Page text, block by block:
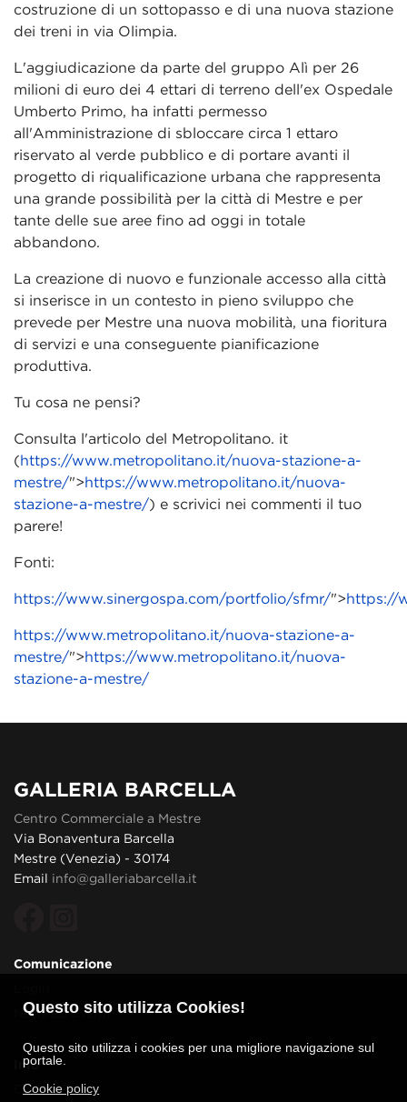
Questo sito utilizza Cookies!
Questo sito utilizza i cookies per una migliore navigazione sul
portale.
Cookie policy
costruzione di un sottopasso e di una nuova stazione
dei treni in via Olimpia.
L'aggiudicazione da parte del gruppo Alì per 26
milioni di euro dei 4 ettari di terreno dell'ex Ospedale
Umberto Primo, ha infatti permesso
all'Amministrazione di sbloccare circa 1 ettaro
riservato al verde pubblico e di portare avanti il
progetto di riqualificazione urbana che rappresenta
una grande possibilità per la città di Mestre e per
tante delle sue aree fino ad oggi in totale
abbandono.
La creazione di nuovo e funzionale accesso alla città
si inserisce in un contesto in pieno sviluppo che
prevede per Mestre una nuova mobilità, una fioritura
di servizi e una conseguente pianificazione
produttiva.
Tu cosa ne pensi?
Consulta l'articolo del Metropolitano. it
(https://www.metropolitano.it/nuova-stazione-a-
mestre/">https://www.metropolitano.it/nuova-
stazione-a-mestre/) e scrivici nei commenti il tuo
parere!
Fonti:
https://www.sinergospa.com/portfolio/sfmr/">https://
https://www.metropolitano.it/nuova-stazione-a-
mestre/">https://www.metropolitano.it/nuova-
stazione-a-mestre/
GALLERIA BARCELLA
Centro Commerciale a Mestre
Via Bonaventura Barcella
Mestre (Venezia) - 30174
Email info@galleriabarcella.it
Comunicazione
News ed Eventi
Info
Contatti